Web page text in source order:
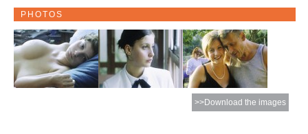
PHOTOS
>>Download the images